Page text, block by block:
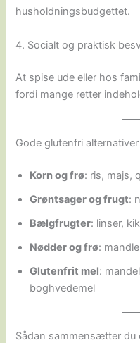
husholdningsbudgettet.
4. Socialt og praktisk
At spise ude eller hos
fordi mange retter
Gode glutenfri alternativer
Korn og frø: ris, majs,
Grøntsager og frugt:
Bælgfrugter: linser,
Nødder og frø:
Glutenfrit mel:
boghvedemel
Sådan sammensætter